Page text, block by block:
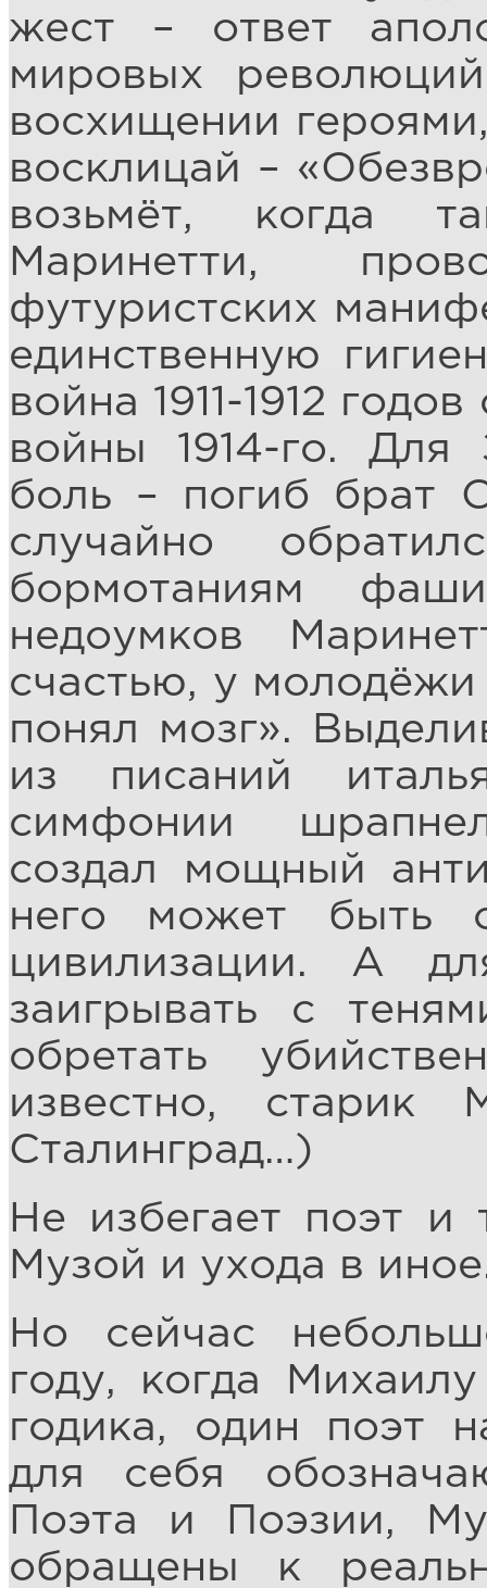
жест – ответ
мировых
восхищении
восклицай –
возьмёт, когда
Маринетти,
футуристских
единственную
война 1911-1912
войны 1914-го. Для
боль – погиб брат
случайно
бормотаниям
недоумков
счастью, у молодёжи
понял мозг».
из писаний
симфонии
создал мощный
него может быть
цивилизации. А
заигрывать с
обретать
известно, старик
Сталинград…)
Не избегает поэт и
Музой и ухода в
Но сейчас
году, когда
годика, один поэт
для себя
Поэта и Поэзии,
обращены к